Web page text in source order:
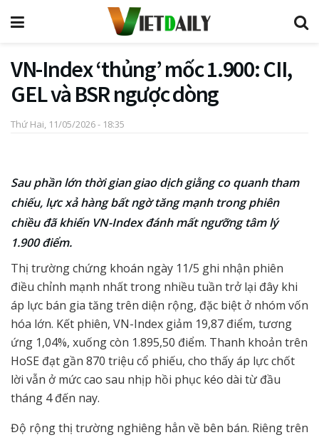
VN-Index ‘thủng’ mốc 1.900: CII,
GEL và BSR ngược dòng
Thứ Hai, 11/05/2026 - 18:35
Sau phần lớn thời gian giao dịch giằng co quanh tham
chiếu, lực xả hàng bất ngờ tăng mạnh trong phiên
chiều đã khiến VN-Index đánh mất ngưỡng tâm lý
1.900 điểm.
Thị trường chứng khoán ngày 11/5 ghi nhận phiên
điều chỉnh mạnh nhất trong nhiều tuần trở lại đây khi
áp lực bán gia tăng trên diện rộng, đặc biệt ở nhóm vốn
hóa lớn. Kết phiên, VN-Index giảm 19,87 điểm, tương
ứng 1,04%, xuống còn 1.895,50 điểm. Thanh khoản trên
HoSE đạt gần 870 triệu cổ phiếu, cho thấy áp lực chốt
lời vẫn ở mức cao sau nhịp hồi phục kéo dài từ đầu
tháng 4 đến nay.
Độ rộng thị trường nghiêng hẳn về bên bán. Riêng trên